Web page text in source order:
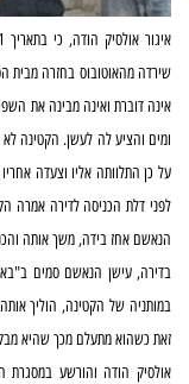
שירדה מהאוטובוס בחזרה מבית
אינה דוברת ואינה מבינה את
ומים והציע לה לעשן. הקטינה
על כן התלוותה אליו וצעדה
לפני דלת הכניסה לדירה אמרה
הנאשם אחז בידה, משך אותה
בדירה, עישן הנאשם סמים
במותניה של הקטינה, הוליך
זאת כשהוא מתעלם מכך שהיא
אולסיק הודה והורשע במסגרת